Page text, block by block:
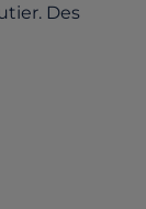
Des